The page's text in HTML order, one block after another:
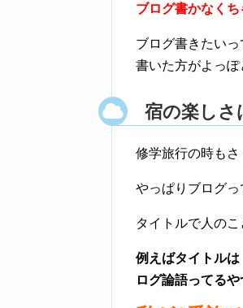
ブログ書かなく
ブログ書きたい
書いた方がよっぽ
宿の楽しさ
修学旅行の時もさ
やっぱりブログっ
タイトルで人の
例えばタイトル
ログ論語ってるや